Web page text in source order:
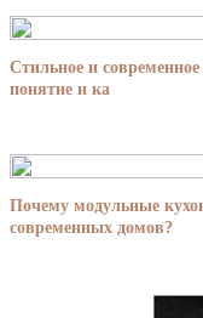
Стильное и
понятие и ка
Почему модульные
современных домов?